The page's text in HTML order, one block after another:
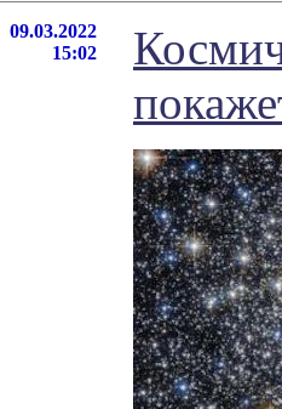
09.03.2022
15:02